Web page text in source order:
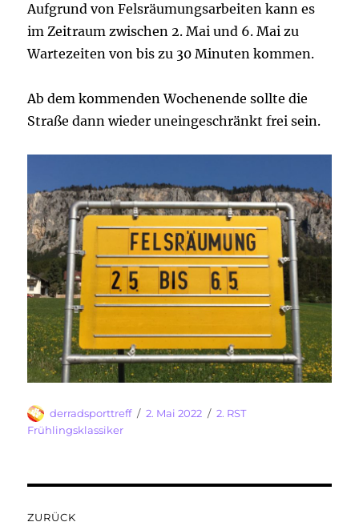
Aufgrund von Felsräumungsarbeiten kann es
im Zeitraum zwischen 2. Mai und 6. Mai zu
Wartezeiten von bis zu 30 Minuten kommen.
Ab dem kommenden Wochenende sollte die
Straße dann wieder uneingeschränkt frei sein.
Autor
derradsporttreff
Veröffentlicht
2. Mai 2022 Kategorien
2. RST
Frühlingsklassiker
ZURÜCK